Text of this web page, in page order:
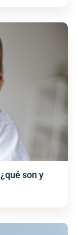
son y